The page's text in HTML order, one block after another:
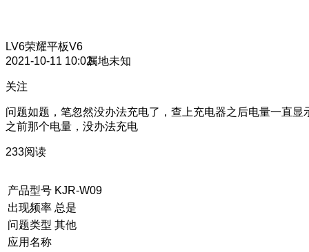
LV6荣耀平板V6
2021-10-11 10:02属地未知
关注
问题如题，笔忽然没办法充电了，查上充电器之后电量一直显
之前那个电量，没办法充电
233阅读
产品型号 KJR-W09
出现频率 总是
问题类型 其他
应用名称